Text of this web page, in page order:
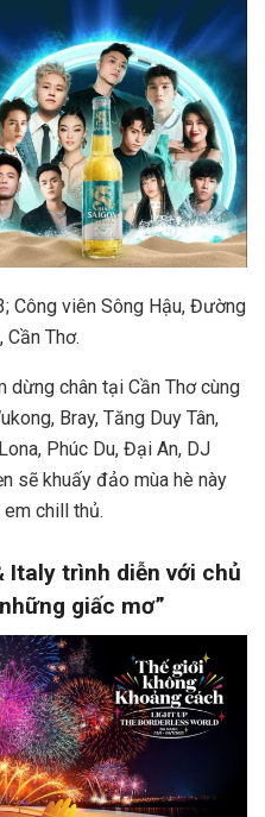
Công viên Sông Hậu, Đường
Cần Thơ.
dừng chân tại Cần Thơ cùng
Bray, Tăng Duy Tân,
Phúc Du, Đại An, DJ
sẽ khuấy đảo mùa hè này
em chill thủ.
Italy trình diễn với chủ
giấc mơ”